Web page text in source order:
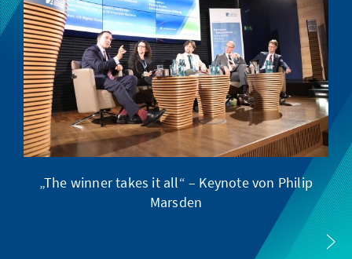
„The winner takes it all“ – Keynote von Philip
Marsden